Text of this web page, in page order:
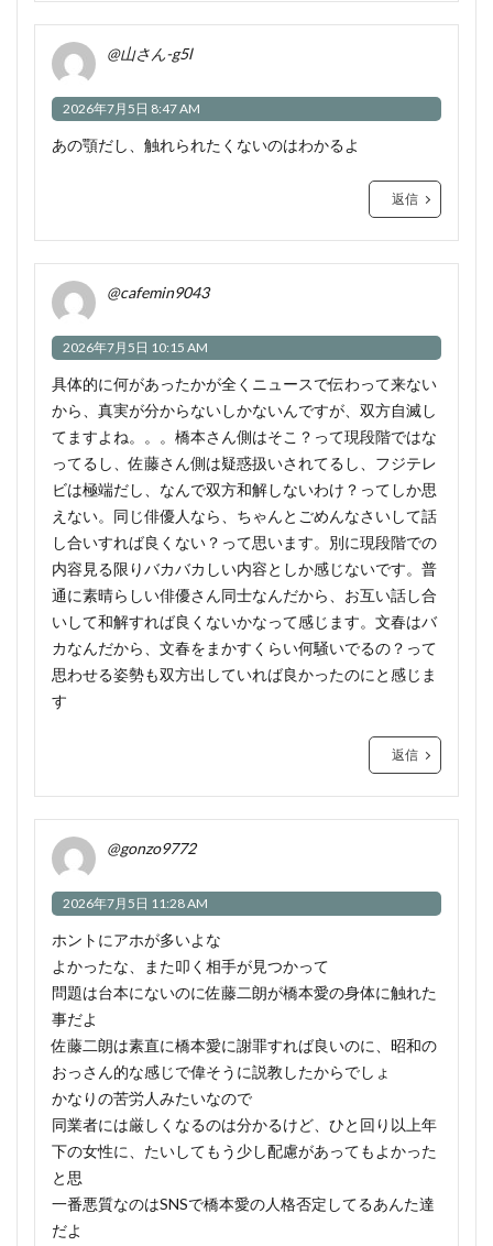
@山さん-g5l
2026年7月5日 8:47 AM
あの顎だし、触れられたくないのはわかるよ
返信
@cafemin9043
2026年7月5日 10:15 AM
具体的に何があったかが全くニュースで伝わって来ない
から、真実が分からないしかないんですが、双方自滅し
てますよね。。。橋本さん側はそこ？って現段階ではな
ってるし、佐藤さん側は疑惑扱いされてるし、フジテレ
ビは極端だし、なんで双方和解しないわけ？ってしか思
えない。同じ俳優人なら、ちゃんとごめんなさいして話
し合いすれば良くない？って思います。別に現段階での
内容見る限りバカバカしい内容としか感じないです。普
通に素晴らしい俳優さん同士なんだから、お互い話し合
いして和解すれば良くないかなって感じます。文春はバ
カなんだから、文春をまかすくらい何騒いでるの？って
思わせる姿勢も双方出していれば良かったのにと感じま
す
返信
@gonzo9772
2026年7月5日 11:28 AM
ホントにアホが多いよな
よかったな、また叩く相手が見つかって
問題は台本にないのに佐藤二朗が橋本愛の身体に触れた
事だよ
佐藤二朗は素直に橋本愛に謝罪すれば良いのに、昭和の
おっさん的な感じで偉そうに説教したからでしょ
かなりの苦労人みたいなので
同業者には厳しくなるのは分かるけど、ひと回り以上年
下の女性に、たいしてもう少し配慮があってもよかった
と思
一番悪質なのはSNSで橋本愛の人格否定してるあんた達
だよ